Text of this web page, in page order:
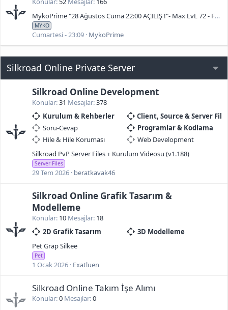
MykoPrime "28 Ağustos Cuma 22:00 AÇILIŞ !"- Max LvL 72 - Free To Play - KC SATIŞI YOK
MYKO
Cumartesi - 23:09 MykoPrime
Silkroad Online Private Server
Silkroad Online Development
Konular 31 Mesajlar 378
Kurulum & Rehberler
Client, Source & Server
Soru-Cevap
Programlar & Kodlama
Hile & Hile Koruması
Web Development
Silkroad PvP Server Files + Kurulum Videosu (v1.188)
Server Files
29 Tem 2026 beratkavak46
Silkroad Online Grafik Tasarım &
Modelleme
Konular 10 Mesajlar 18
2D Grafik Tasarım
3D Modelleme
Pet Grap Silkee
Pet
1 Ocak 2026 Exatluen
Silkroad Online Takım İşe Alımı
Konular 0 Mesajlar 0